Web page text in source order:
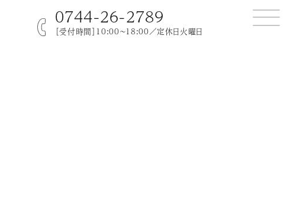
0744-26-2789
［受付時間］10:00～18:00／定休日火曜日